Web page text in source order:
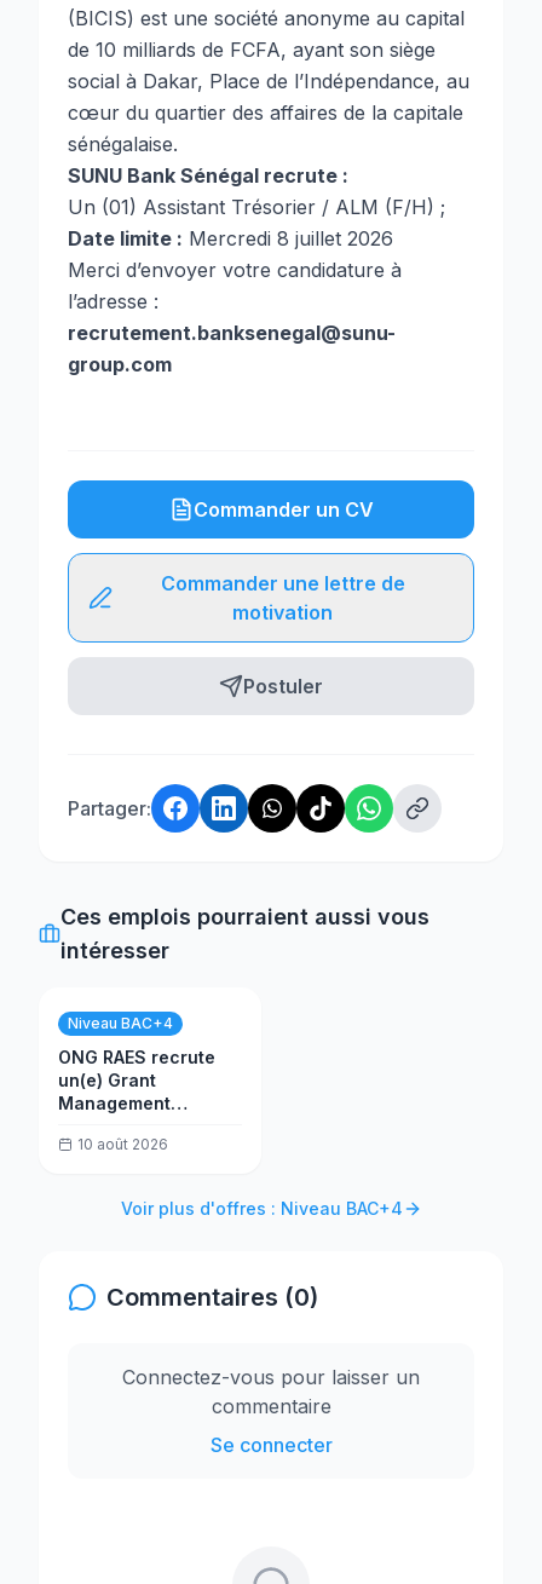
(BICIS) est une société anonyme au capital
de 10 milliards de FCFA, ayant son siège
social à Dakar, Place de l’Indépendance, au
cœur du quartier des affaires de la capitale
sénégalaise.
SUNU Bank Sénégal recrute :
Un (01) Assistant Trésorier / ALM (F/H) ;
Date limite : Mercredi 8 juillet 2026
Merci d’envoyer votre candidature à
l’adresse :
recrutement.banksenegal@sunu-
group.com
Commander un CV
Commander une lettre de
motivation
Postuler
Partager:
Ces emplois pourraient aussi vous
intéresser
Niveau BAC+4
ONG RAES recrute
un(e) Grant
Management
10 août 2026
Voir plus d'offres : Niveau BAC+4
Commentaires (0)
Connectez-vous pour laisser un
commentaire
Se connecter